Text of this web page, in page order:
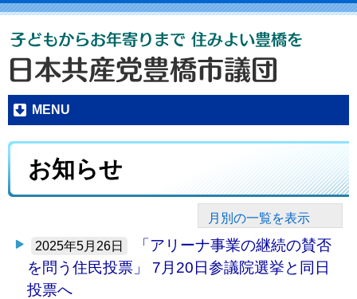
MENU
お知らせ
月別の一覧を表示
2025年5月26日
「アリーナ事業の継続の賛否
を問う住民投票」 7月20日参議院選挙と同日
投票へ